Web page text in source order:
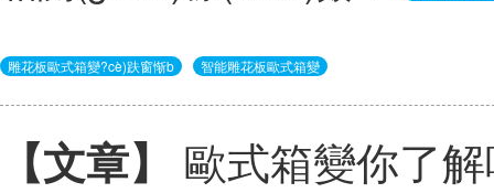
雕花板歐式箱變?cè)趺窗惭b 智能雕花板歐式箱變
【文章】 歐式箱變你了